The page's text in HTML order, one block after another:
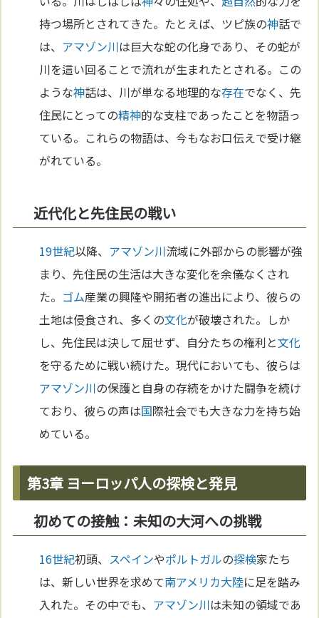
持つ場所とされてきた。たとえば、ツピ族の神話で
は、 アマゾン川は巨大な蛇の化身であり、その蛇が
川を這い回ることで流れが生まれたとされる。この
ような神話は、川が単なる地理的な存在でなく、先
住民にとっての精神的な支柱であったことを物語っ
ている。これらの物語は、今もなお口伝えで受け継
がれている。
近代化と先住民の戦い
19世紀以降、 アマゾン川流域に外部からの影響が強
まり、先住民の生活は大きな変化を余儀なくされ
た。 ゴム産業の興隆や開拓者の進出により、彼らの
土地は侵食され、多くの文化が破壊された。しか
し、先住民は決して屈せず、自分たちの権利と文化
を守るために戦い続けた。現代においても、彼らは
アマゾン川の保護と自身の存続をかけた闘争を続け
ており、彼らの声は国際社会でも大きな力を持ち始
めている。
第3章 ヨーロッパ人の探検と発見
初めての接触：未知の大河への挑戦
16世紀初頭、 スペインやポルトガルの探検家たち
は、新しい世界を求めて南アメリカ大陸に足を踏み
入れた。その中でも、 アマゾン川は未知の領域であ